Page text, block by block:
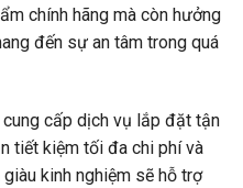
chính hãng mà còn hưởng
đến sự an tâm trong quá
cung cấp dịch vụ lắp đặt tận
tiết kiệm tối đa chi phí và
kinh nghiệm sẽ hỗ trợ